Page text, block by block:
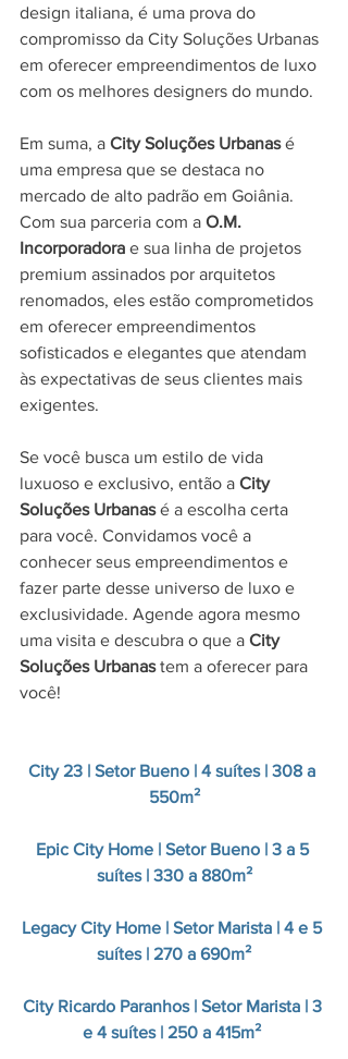
design italiana, é uma prova do
compromisso da City Soluções Urbanas
em oferecer empreendimentos de luxo
com os melhores designers do mundo.
Em suma, a City Soluções Urbanas é
uma empresa que se destaca no
mercado de alto padrão em Goiânia.
Com sua parceria com a O.M.
Incorporadora e sua linha de projetos
premium assinados por arquitetos
renomados, eles estão comprometidos
em oferecer empreendimentos
sofisticados e elegantes que atendam
às expectativas de seus clientes mais
exigentes.
Se você busca um estilo de vida
luxuoso e exclusivo, então a City
Soluções Urbanas é a escolha certa
para você. Convidamos você a
conhecer seus empreendimentos e
fazer parte desse universo de luxo e
exclusividade. Agende agora mesmo
uma visita e descubra o que a City
Soluções Urbanas tem a oferecer para
você!
City 23 | Setor Bueno | 4 suítes | 308 a
550m²
Epic City Home | Setor Bueno | 3 a 5
suítes | 330 a 880m²
Legacy City Home | Setor Marista | 4 e 5
suítes | 270 a 690m²
City Ricardo Paranhos | Setor Marista | 3
e 4 suítes | 250 a 415m²